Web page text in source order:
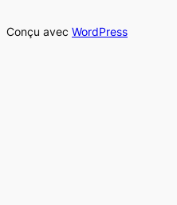
Conçu avec WordPress